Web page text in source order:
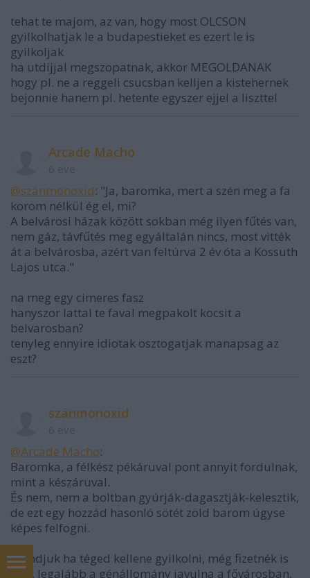
tehat te majom, az van, hogy most OLCSON
gyilkolhatjak le a budapestieket es ezert le is
gyilkoljak
ha utdijjal megszopatnak, akkor MEGOLDANAK
hogy pl. ne a reggeli csucsban kelljen a kistehernek
bejonnie hanem pl. hetente egyszer ejjel a liszttel
Arcade Macho
@szánmonoxid: "Ja, baromka, mert a szén meg a fa
korom nélkül ég el, mi?
A belvárosi házak között sokban még ilyen fűtés van,
nem gáz, távfűtés meg egyáltalán nincs, most vitték
át a belvárosba, azért van feltúrva 2 év óta a Kossuth
Lajos utca."
na meg egy cimeres fasz
hanyszor lattal te faval megpakolt kocsit a
belvarosban?
tenyleg ennyire idiotak osztogatjak manapsag az
eszt?
szánmonoxid
@Arcade Macho:
Baromka, a félkész pékáruval pont annyit fordulnak,
mint a készáruval.
És nem, nem a boltban gyúrják-dagasztják-kelesztik,
de ezt egy hozzád hasonló sötét zöld barom úgyse
képes felfogni.
Mondjuk ha téged kellene gyilkolni, még fizetnék is
érte, legalább a génállomány javulna a fővárosban,